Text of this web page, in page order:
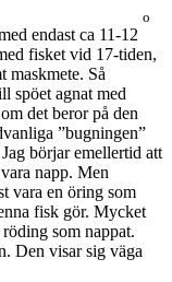
endast ca 11-12
o
fisket vid 17-tiden,
maskmete. Så
spöet agnat med
det beror på den
”bugningen”
börjar emellertid att
napp. Men
vara en öring som
fisk gör. Mycket
som nappat.
Den visar sig väga